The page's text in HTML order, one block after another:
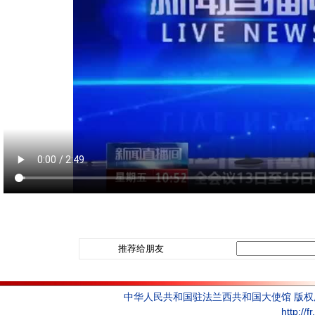
推荐给朋友
中华人民共和国驻法兰西共和国大使馆 版
http://